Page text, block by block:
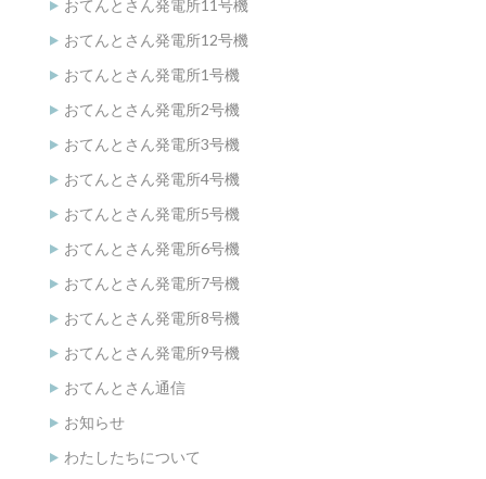
おてんとさん発電所11号機
おてんとさん発電所12号機
おてんとさん発電所1号機
おてんとさん発電所2号機
おてんとさん発電所3号機
おてんとさん発電所4号機
おてんとさん発電所5号機
おてんとさん発電所6号機
おてんとさん発電所7号機
おてんとさん発電所8号機
おてんとさん発電所9号機
おてんとさん通信
お知らせ
わたしたちについて